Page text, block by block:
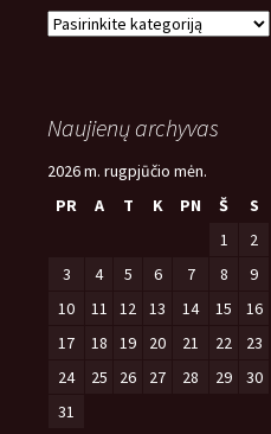
Naujienų
Naujienų archyvas
2026 m. rugpjūčio mėn.
PR
A T K PN Š
S
1
2
3
4 5 6 7 8
9
10
11 12 13 14 15
16
17
18 19 20 21 22
23
24
25 26 27 28 29
30
31